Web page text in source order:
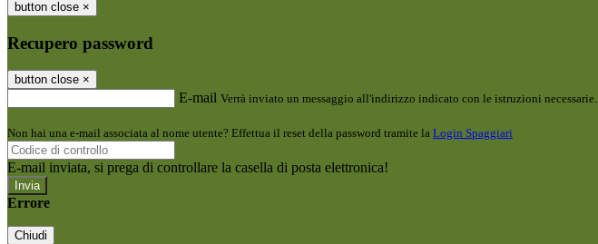
button close ×
Recupero password
button close ×
E-mail Verrà inviato un messaggio all'indirizzo indicato con le istruzioni necessarie.
Non hai una e-mail associata al nome utente? Effettua il reset della password tramite la Login Spaggiari
E-mail inviata, si prega di controllare la casella di posta elettronica!
Errore
Chiudi